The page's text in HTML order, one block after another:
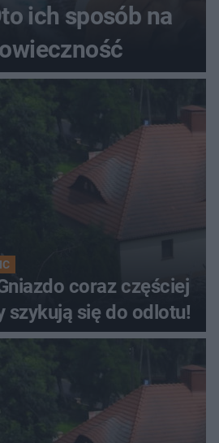
ich sposób na
coraz częściej
szykują się do odlotu!